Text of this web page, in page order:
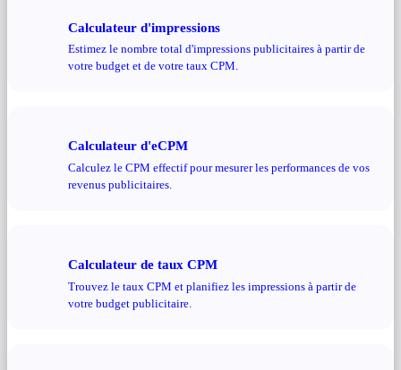
Calculateur d'impressions
Estimez le nombre total d'impressions publicitaires à partir de
votre budget et de votre taux CPM.
Calculateur d'eCPM
Calculez le CPM effectif pour mesurer les performances de vos
revenus publicitaires.
Calculateur de taux CPM
Trouvez le taux CPM et planifiez les impressions à partir de
votre budget publicitaire.